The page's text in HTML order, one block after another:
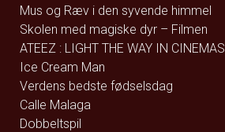
Mus og Ræv i den syvende himmel
Skolen med magiske dyr – Filmen
ATEEZ : LIGHT THE WAY IN CINEMAS
Ice Cream Man
Verdens bedste fødselsdag
Calle Malaga
Dobbeltspil